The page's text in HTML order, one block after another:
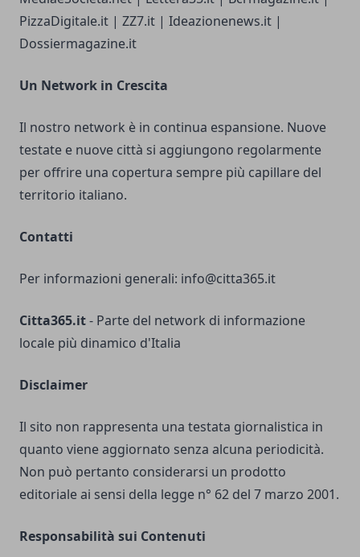
PizzaDigitale.it | ZZ7.it | Ideazionenews.it |
Dossiermagazine.it
Un Network in Crescita
Il nostro network è in continua espansione. Nuove
testate e nuove città si aggiungono regolarmente
per offrire una copertura sempre più capillare del
territorio italiano.
Contatti
Per informazioni generali: info@citta365.it
Citta365.it- Parte del network di informazione
locale più dinamico d'Italia
Disclaimer
Il sito non rappresenta una testata giornalistica in
quanto viene aggiornato senza alcuna periodicità.
Non può pertanto considerarsi un prodotto
editoriale ai sensi della legge n° 62 del 7 marzo 2001.
Responsabilità sui Contenuti